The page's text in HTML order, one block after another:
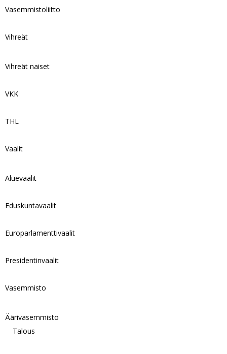
Vasemmistoliitto
Vihreät
Vihreät naiset
VKK
THL
Vaalit
Aluevaalit
Eduskuntavaalit
Europarlamenttivaalit
Presidentinvaalit
Vasemmisto
Äärivasemmisto
Talous